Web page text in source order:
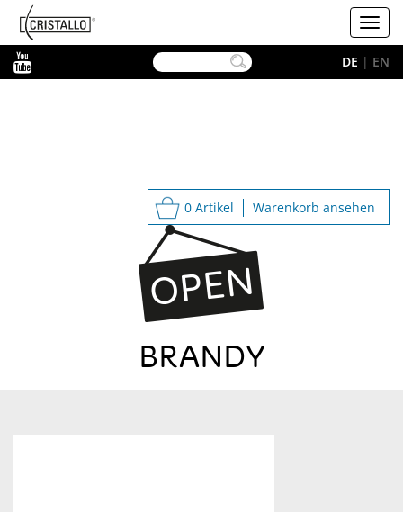
Cristallo
DE | EN
0 Artikel Warenkorb ansehen
BRANDY